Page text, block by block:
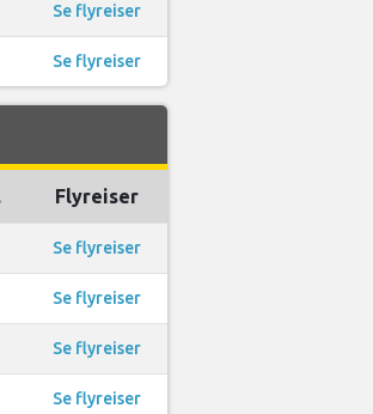
Se flyreiser
Se flyreiser
Flyreiser
Se flyreiser
Se flyreiser
Se flyreiser
Se flyreiser